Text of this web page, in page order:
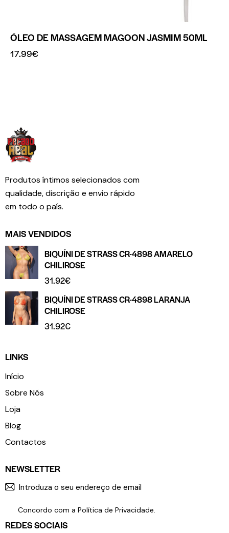
ÓLEO DE MASSAGEM MAGOON JASMIM 50ML
17.99€
Produtos íntimos selecionados com
qualidade, discrição e envio rápido
em todo o país.
MAIS VENDIDOS
BIQUÍNI DE STRASS CR-4898 AMARELO
CHILIROSE
31.92€
BIQUÍNI DE STRASS CR-4898 LARANJA
CHILIROSE
31.92€
LINKS
Início
Sobre Nós
Loja
Blog
Contactos
NEWSLETTER
Concordo com a Política de Privacidade.
REDES SOCIAIS